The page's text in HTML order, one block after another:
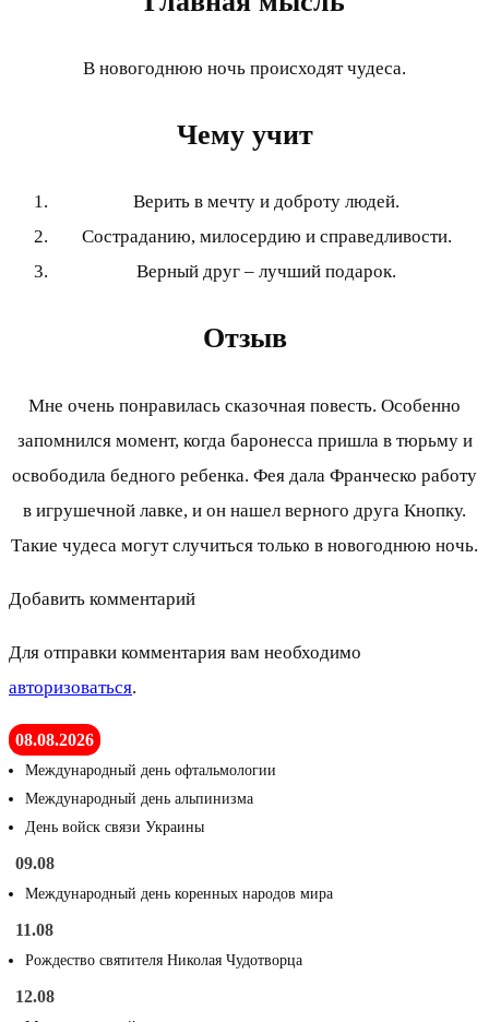
В новогоднюю ночь происходят чудеса.
Чему учит
Верить в мечту и доброту людей.
Состраданию, милосердию и справедливости.
Верный друг – лучший подарок.
Отзыв
Мне очень понравилась сказочная повесть. Особенно
запомнился момент, когда баронесса пришла в тюрьму и
освободила бедного ребенка. Фея дала Франческо работу
в игрушечной лавке, и он нашел верного друга Кнопку.
Такие чудеса могут случиться только в новогоднюю ночь.
Добавить комментарий
Для отправки комментария вам необходимо
авторизоваться.
08.08.2026
Международный день офтальмологии
Международный день альпинизма
День войск связи Украины
09.08
Международный день коренных народов мира
11.08
Рождество святителя Николая Чудотворца
12.08